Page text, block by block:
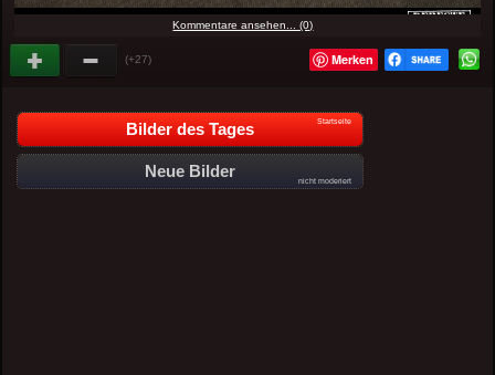
Kommentare ansehen... (0)
(+27) Merken
Bilder des Tages Startseite
Neue Bilder
nicht moderiert